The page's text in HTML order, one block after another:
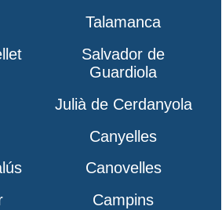
Talamanca
Salvador de
Guardiola
Julià de Cerdanyola
Canyelles
Canovelles
Campins